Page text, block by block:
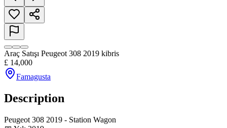
Araç Satışı Peugeot 308 2019 kibris
£ 14,000
Famagusta
Description
Peugeot 308 2019 - Station Wagon